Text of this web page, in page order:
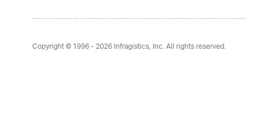
Copyright © 1996 - 2026Infragistics, Inc. All rights reserved.